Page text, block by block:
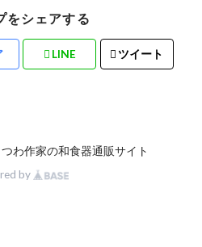
をシェアする
LINE ツイート
わ作家の和食器通販サイト
by